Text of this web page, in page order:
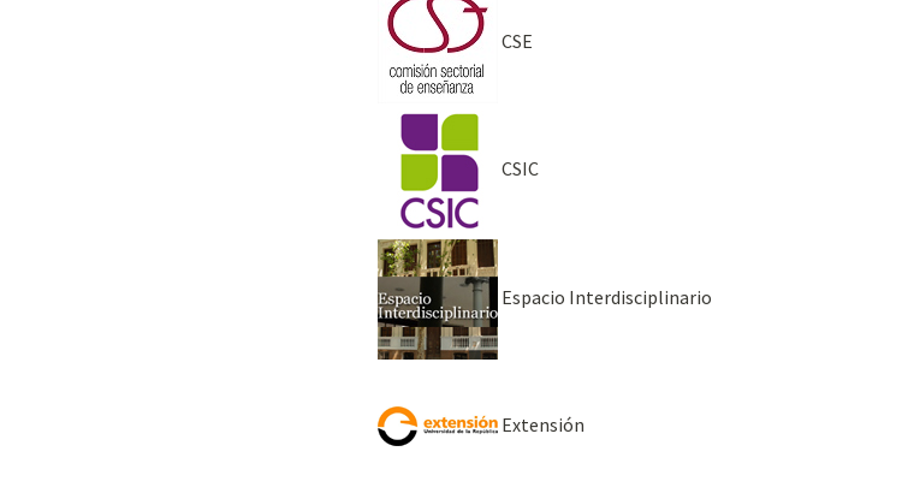
CSE
CSIC
Espacio Interdisciplinario
Extensión